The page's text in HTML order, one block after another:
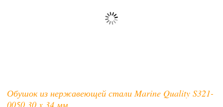
Обушок из нержавеющей стали Marine Quality S321-
0050 30 x 34 мм